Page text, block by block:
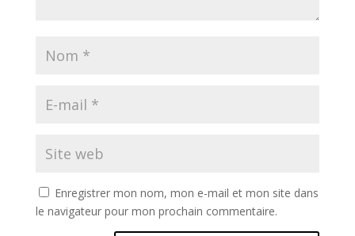
Enregistrer mon nom, mon e-mail et mon site dans
le navigateur pour mon prochain commentaire.